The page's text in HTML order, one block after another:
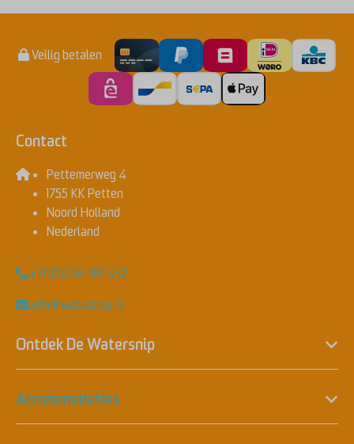
Veilig betalen
Contact
Pettemerweg 4
1755 KK Petten
Noord Holland
Nederland
+31 (0)226 381 432
info@watersnip.nl
Ontdek De Watersnip
Accommodaties